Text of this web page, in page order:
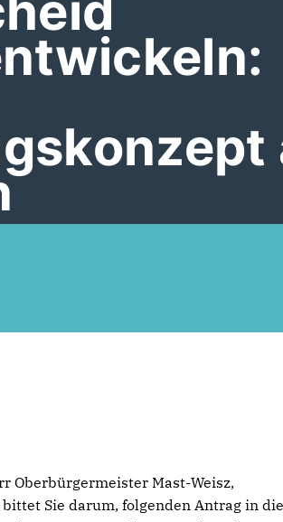
Oberbürgermeister Mast-Weisz,
Sie darum, folgenden Antrag in die